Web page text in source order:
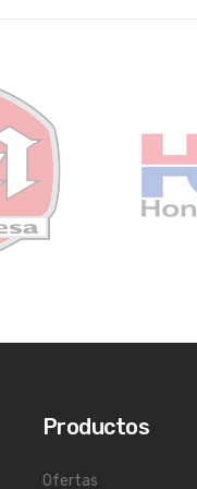
Productos
Ofertas